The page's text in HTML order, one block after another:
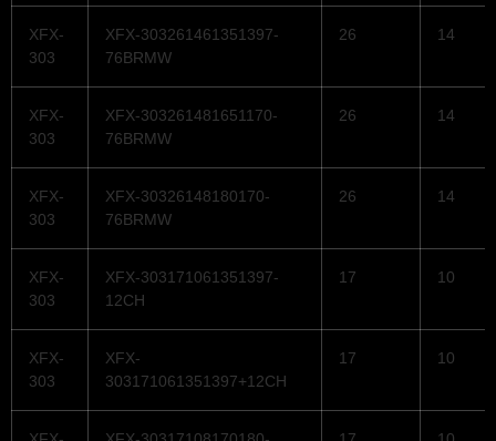
XFX-
303
XFX-303261461351397-
76BRMW
26 14
XFX-
303
XFX-303261481651170-
76BRMW
26 14
XFX-
303
XFX-30326148180170-
76BRMW
26 14
XFX-
303
XFX-303171061351397-
12CH
17 10
XFX-
303
XFX-
303171061351397+12CH
17 10